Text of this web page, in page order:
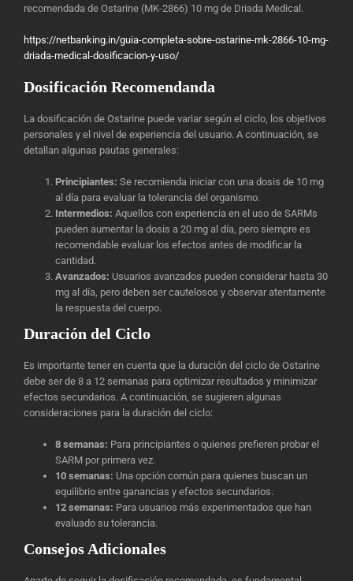
recomendada de Ostarine (MK-2866) 10 mg de Driada Medical.
https://netbanking.in/guia-completa-sobre-ostarine-mk-2866-10-mg-
driada-medical-dosificacion-y-uso/
Dosificación Recomendanda
La dosificación de Ostarine puede variar según el ciclo, los objetivos
personales y el nivel de experiencia del usuario. A continuación, se
detallan algunas pautas generales:
Principiantes: Se recomienda iniciar con una dosis de 10 mg
al día para evaluar la tolerancia del organismo.
Intermedios: Aquellos con experiencia en el uso de SARMs
pueden aumentar la dosis a 20 mg al día, pero siempre es
recomendable evaluar los efectos antes de modificar la
cantidad.
Avanzados: Usuarios avanzados pueden considerar hasta 30
mg al día, pero deben ser cautelosos y observar atentamente
la respuesta del cuerpo.
Duración del Ciclo
Es importante tener en cuenta que la duración del ciclo de Ostarine
debe ser de 8 a 12 semanas para optimizar resultados y minimizar
efectos secundarios. A continuación, se sugieren algunas
consideraciones para la duración del ciclo:
8 semanas: Para principiantes o quienes prefieren probar el
SARM por primera vez.
10 semanas: Una opción común para quienes buscan un
equilibrio entre ganancias y efectos secundarios.
12 semanas: Para usuarios más experimentados que han
evaluado su tolerancia.
Consejos Adicionales